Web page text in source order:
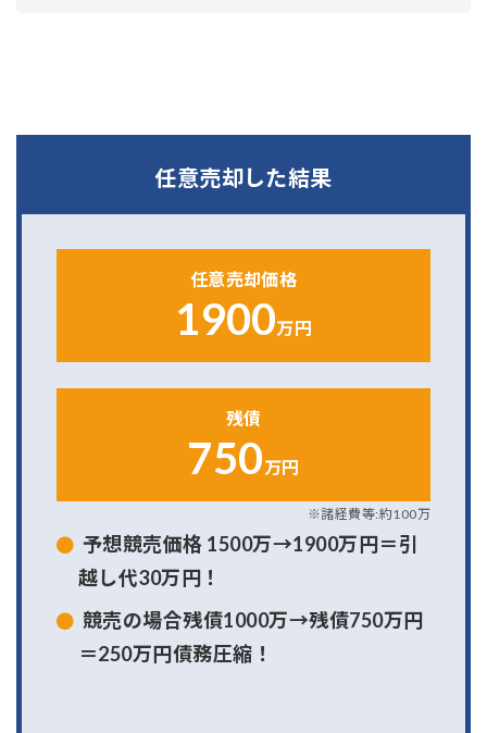
任意売却した結果
任意売却価格
1900万円
残債
750万円
※諸経費等:約100万
予想競売価格 1500万→1900万円＝引
越し代30万円！
競売の場合残債1000万→残債750万円
＝250万円債務圧縮！